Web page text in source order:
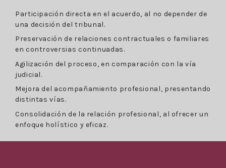
Participación directa en el acuerdo, al no depender de
una decisión del tribunal.
Preservación de relaciones contractuales o familiares
en controversias continuadas.
Agilización del proceso, en comparación con la vía
judicial.
Mejora del acompañamiento profesional, presentando
distintas vías.
Consolidación de la relación profesional, al ofrecer un
enfoque holístico y eficaz.